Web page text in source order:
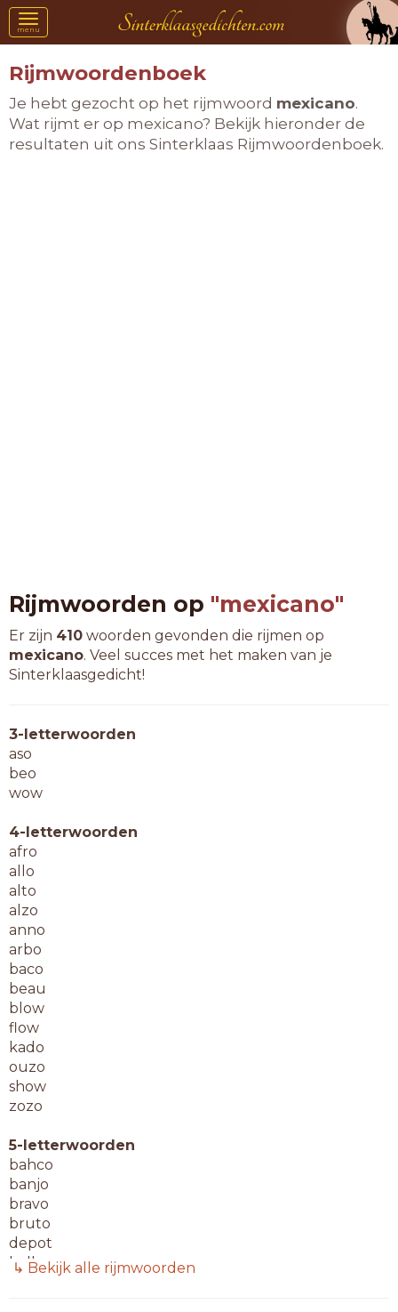
Toggle
navigation
menu
Rijmwoordenboek
Je hebt gezocht op het rijmwoord mexicano.
Wat rijmt er op mexicano? Bekijk hieronder de
resultaten uit ons Sinterklaas Rijmwoordenboek.
Rijmwoorden op "mexicano"
Er zijn 410 woorden gevonden die rijmen op
mexicano. Veel succes met het maken van je
Sinterklaasgedicht!
3-letterwoorden
aso
beo
wow
4-letterwoorden
afro
allo
alto
alzo
anno
arbo
baco
beau
blow
flow
kado
ouzo
show
zozo
5-letterwoorden
bahco
banjo
bravo
bruto
depot
hallo
↳ Bekijk alle rijmwoorden